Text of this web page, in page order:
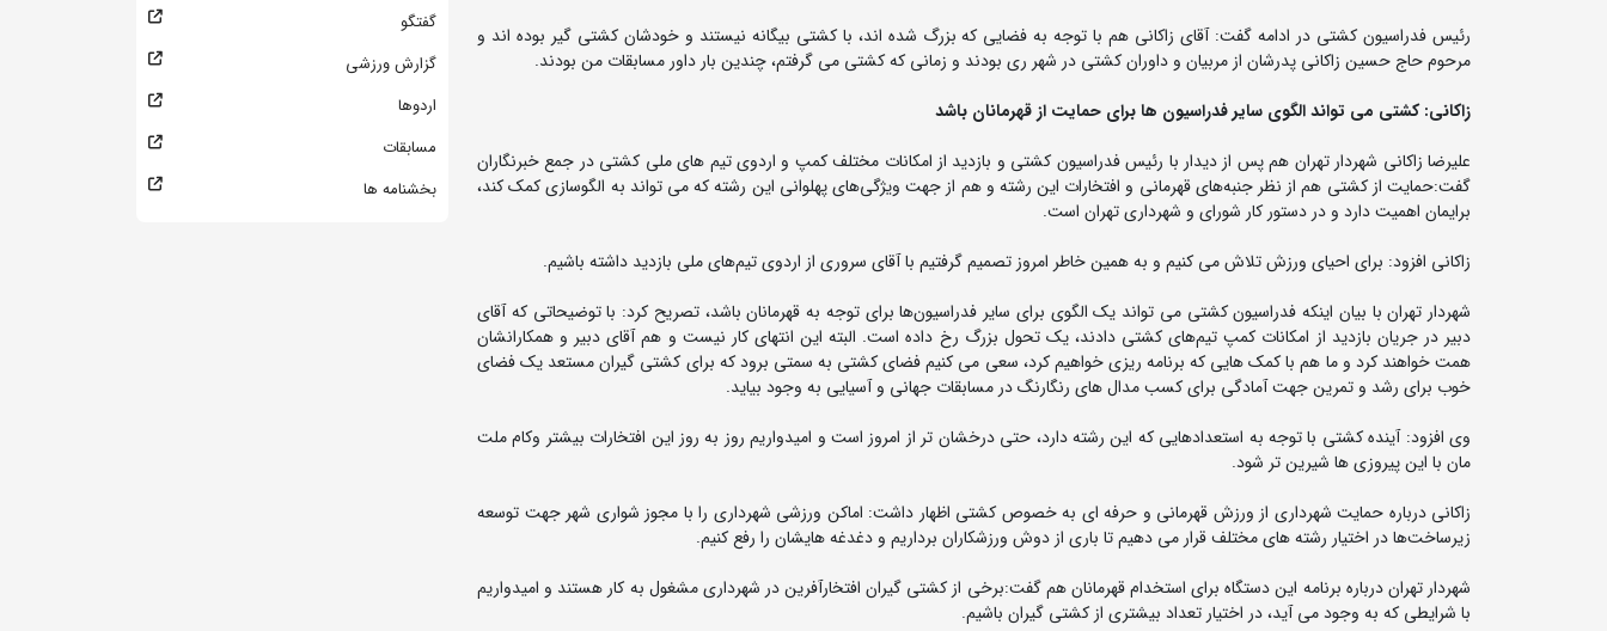
رئیس فدراسیون کشتی در ادامه گفت: آقای زاکانی هم با توجه به فضایی که بزرگ شده اند، با کشتی بیگانه نیستند و خودشان کشتی گیر بوده اند و
مرحوم حاج حسین زاکانی پدرشان از مربیان و داوران کشتی در شهر ری بودند و زمانی که کشتی می گرفتم، چندین بار داور مسابقات من بودند.
زاکانی: کشتی می تواند الگوی سایر فدراسیون ها برای حمایت از قهرمانان باشد
علیرضا زاکانی شهردار تهران هم پس از دیدار با رئیس فدراسیون کشتی و بازدید از امکانات مختلف کمپ و اردوی تیم های ملی کشتی در جمع خبرنگاران
گفت:حمایت از کشتی هم از نظر جنبه‌های قهرمانی و افتخارات این رشته و هم از جهت ویژگی‌های پهلوانی این رشته که می تواند به الگوسازی کمک کند،
برایمان اهمیت دارد و در دستور کار شورای و شهرداری تهران است.
زاکانی افزود: برای احیای ورزش تلاش می کنیم و به همین خاطر امروز تصمیم گرفتیم با آقای سروری از اردوی تیم‌های ملی بازدید داشته باشیم.
شهردار تهران با بیان اینکه فدراسیون کشتی می تواند یک الگوی برای سایر فدراسیون‌ها برای توجه به قهرمانان باشد، تصریح کرد: با توضیحاتی که آقای
دبیر در جریان بازدید از امکانات کمپ تیم‌های کشتی دادند، یک تحول بزرگ رخ داده است. البته این انتهای کار نیست و هم آقای دبیر و همکارانشان
همت خواهند کرد و ما هم با کمک هایی که برنامه ریزی خواهیم کرد، سعی می کنیم فضای کشتی به سمتی برود که برای کشتی گیران مستعد یک فضای
خوب برای رشد و تمرین جهت آمادگی برای کسب مدال های رنگارنگ در مسابقات جهانی و آسیایی به وجود بیاید.
وی افزود: آینده کشتی با توجه به استعدادهایی که این رشته دارد، حتی درخشان تر از امروز است و امیدواریم روز به روز این افتخارات بیشتر وکام ملت
مان با این پیروزی ها شیرین تر شود.
زاکانی درباره حمایت شهرداری از ورزش قهرمانی و حرفه ای به خصوص کشتی اظهار داشت: اماکن ورزشی شهرداری را با مجوز شواری شهر جهت توسعه
زیرساخت‌ها در اختیار رشته های مختلف قرار می دهیم تا باری از دوش ورزشکاران برداریم و دغدغه هایشان را رفع کنیم.
شهردار تهران درباره برنامه این دستگاه برای استخدام قهرمانان هم گفت:برخی از کشتی گیران افتخارآفرین در شهرداری مشغول به کار هستند و امیدواریم
با شرایطی که به وجود می آید، در اختیار تعداد بیشتری از کشتی گیران باشیم.
گفتگو
گزارش ورزشی
اردوها
مسابقات
بخشنامه ها